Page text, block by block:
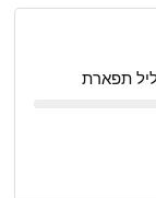
תפארת